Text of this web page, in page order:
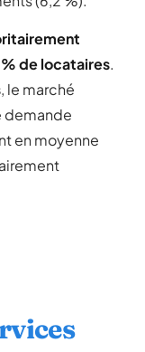
de locataires.
, le marché
demande
en moyenne